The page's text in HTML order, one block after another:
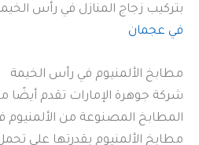
بتركيب زجاج المنازل في رأس
في عجمان
مطابخ الألمنيوم في رأس الخيمة
شركة جوهرة الإمارات تقدم
المطابخ المصنوعة من الألمنيوم
مطابخ الألمنيوم بقدرتها على